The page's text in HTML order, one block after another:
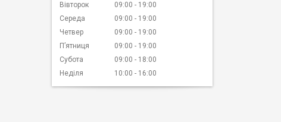
Вівторок
09:00
19:00
Середа
09:00
19:00
Четвер
09:00
19:00
Пʼятниця
09:00
19:00
Субота
09:00
18:00
Неділя
10:00 16:00